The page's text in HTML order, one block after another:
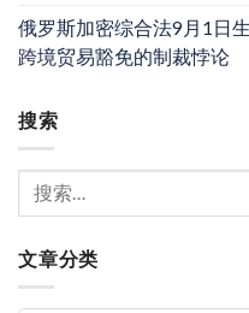
俄罗斯加密综合法9月1日
跨境贸易豁免的制裁悖论
搜索
文章分类